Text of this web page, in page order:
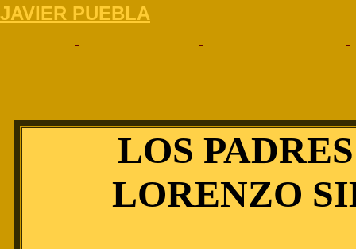
JAVIER PUEBLA
LOS
LORENZO